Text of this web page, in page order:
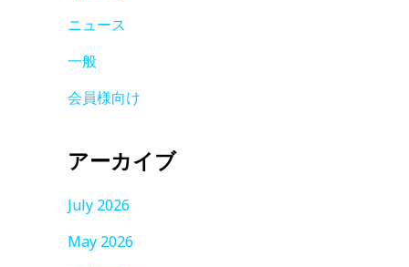
ニュース
一般
会員様向け
アーカイブ
July 2026
May 2026